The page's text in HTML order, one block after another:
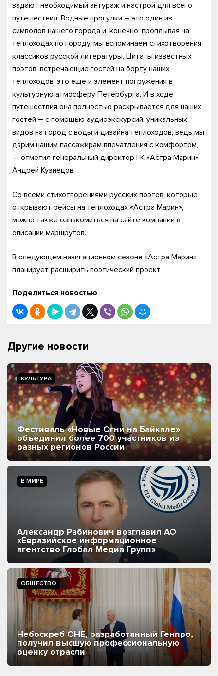
задают необходимый антураж и настрой для всего
путешествия. Водные прогулки – это один из
символов нашего города и, конечно, проплывая на
теплоходах по городу, мы вспоминаем стихотворения
классиков русской литературы. Цитаты известных
поэтов, встречающие гостей на борту наших
теплоходов, это еще и элемент погружения в
культурную атмосферу Петербурга. И в ходе
путешествия она полностью раскрывается для наших
гостей – с помощью аудиоэкскурсий, уникальных
видов на город с воды и дизайна теплоходов, ведь мы
дарим нашим пассажирам впечатления с комфортом,
— отметил генеральный директор ГК «Астра Марин»
Андрей Кузнецов.
Со всеми стихотворениями русских поэтов, которые
открывают рейсы на теплоходах «Астра Марин»,
можно также ознакомиться на сайте компании в
описании маршрутов.
В следующем навигационном сезоне «Астра Марин»
планирует расширить поэтический проект.
Поделиться новостью
Другие новости
КУЛЬТУРА
Фестиваль «Новые Огни на Байкале»
объединил более 700 участников из
разных регионов России
В МИРЕ
Александр Рабинович возглавил АО
«Евразийское информационное
агентство Глобал Медиа Групп»
ОБЩЕСТВО
Небоскреб ОНЕ, разработанный Генпро,
получил высшую профессиональную
оценку отрасли